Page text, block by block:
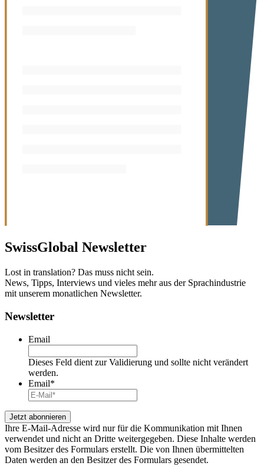
SwissGlobal Newsletter
Lost in translation? Das muss nicht sein.
News, Tipps, Interviews und vieles mehr aus der Sprachindustrie
mit unserem monatlichen Newsletter.
Newsletter
Email
Dieses Feld dient zur Validierung und sollte nicht verändert
werden.
Email*
Ihre E-Mail-Adresse wird nur für die Kommunikation mit Ihnen
verwendet und nicht an Dritte weitergegeben. Diese Inhalte werden
vom Besitzer des Formulars erstellt. Die von Ihnen übermittelten
Daten werden an den Besitzer des Formulars gesendet.